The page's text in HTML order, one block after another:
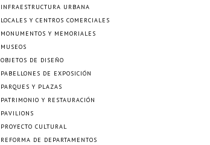
INFRAESTRUCTURA URBANA
LOCALES Y CENTROS COMERCIALES
MONUMENTOS Y MEMORIALES
MUSEOS
OBJETOS DE DISEÑO
PABELLONES DE EXPOSICIÓN
PARQUES Y PLAZAS
PATRIMONIO Y RESTAURACIÓN
PAVILIONS
PROYECTO CULTURAL
REFORMA DE DEPARTAMENTOS